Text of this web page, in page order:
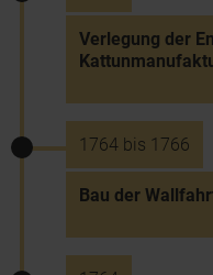
Verlegung der
1764 bis 1766
Bau der